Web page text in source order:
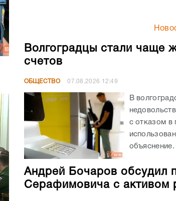
Волгоградцы стали чаще
счетов
ОБЩЕСТВО 07.08.2026 12:49
В
с отказом в
Андрей Бочаров обсудил
Серафимовича с активом